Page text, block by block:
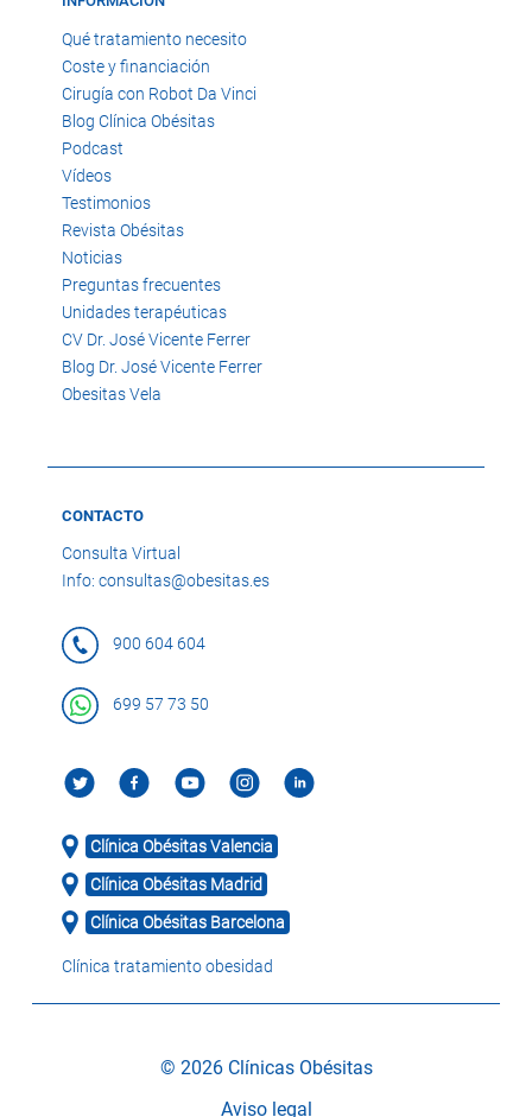
Qué tratamiento necesito
Coste y financiación
Cirugía con Robot Da Vinci
Blog Clínica Obésitas
Podcast
Vídeos
Testimonios
Revista Obésitas
Noticias
Preguntas frecuentes
Unidades terapéuticas
CV Dr. José Vicente Ferrer
Blog Dr. José Vicente Ferrer
Obesitas Vela
CONTACTO
Consulta Virtual
Info: consultas@obesitas.es
900 604 604
699 57 73 50
Clínica Obésitas Valencia
Clínica Obésitas Madrid
Clínica Obésitas Barcelona
Clínica tratamiento obesidad
© 2026 Clínicas Obésitas
Aviso legal